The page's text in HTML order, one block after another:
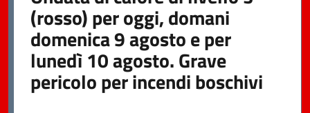
(rosso) per oggi, domani
domenica 9 agosto e per
lunedì 10 agosto. Grave
pericolo per incendi boschivi